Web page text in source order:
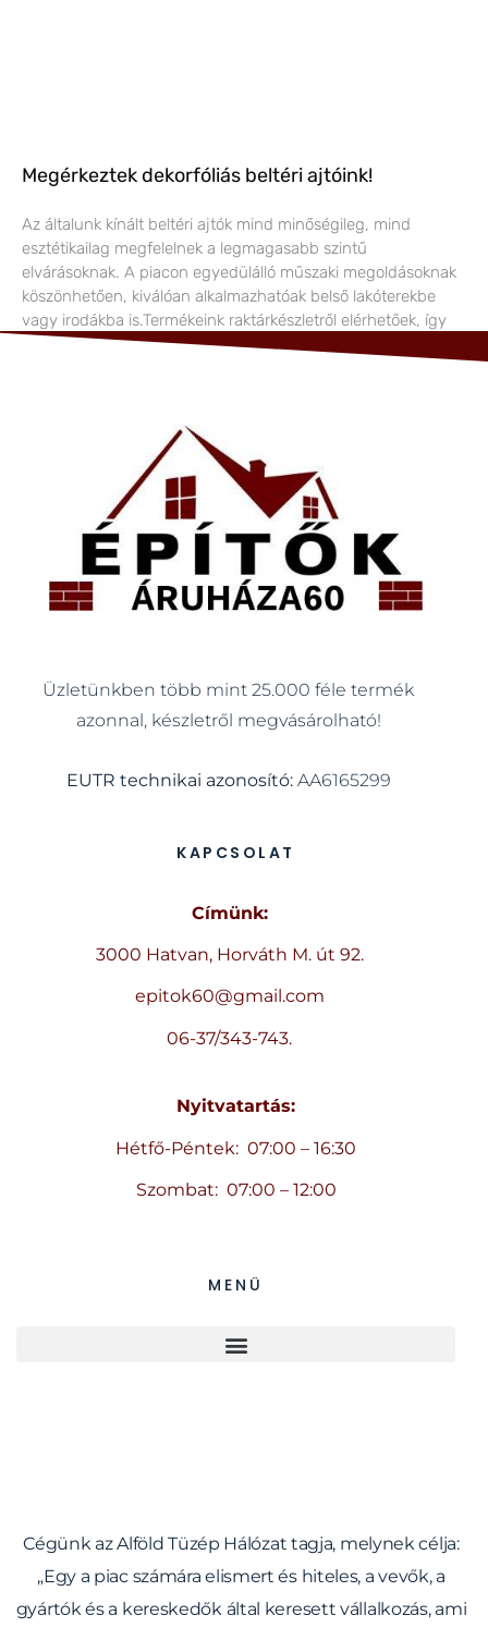
Megérkeztek dekorfóliás beltéri ajtóink!
Az általunk kínált beltéri ajtók mind minőségileg, mind
esztétikailag megfelelnek a legmagasabb szintű
elvárásoknak. A piacon egyedülálló műszaki megoldásoknak
köszönhetően, kiválóan alkalmazhatóak belső lakóterekbe
vagy irodákba is.Termékeink raktárkészletről elérhetőek, így
Üzletünkben több mint 25.000 féle termék
azonnal, készletről megvásárolható!
EUTR technikai azonosító:AA6165299
KAPCSOLAT
Címünk:
3000 Hatvan, Horváth M. út 92.
epitok60@gmail.com
06-37/343-743.
Nyitvatartás:
Hétfő-Péntek: 07:00 – 16:30
Szombat: 07:00 – 12:00
MENÜ
Cégünk az Alföld Tüzép Hálózat tagja, melynek célja:
„Egy a piac számára elismert és hiteles, a vevők, a
gyártók és a kereskedők által keresett vállalkozás, ami